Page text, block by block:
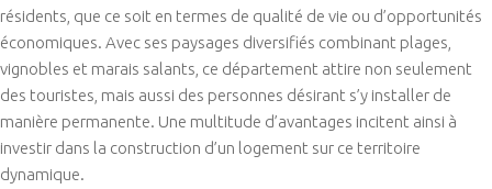
résidents, que ce soit en termes de qualité de vie ou d’opportunités
économiques. Avec ses paysages diversifiés combinant plages,
vignobles et marais salants, ce département attire non seulement
des touristes, mais aussi des personnes désirant s’y installer de
manière permanente. Une multitude d’avantages incitent ainsi à
investir dans la construction d’un logement sur ce territoire
dynamique.